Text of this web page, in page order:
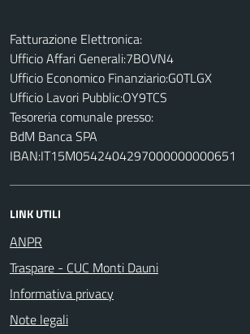
Fatturazione Elettronica:
Ufficio Affari Generali:7BOVN4
Ufficio Economico Finanziario:G0TLGX
Ufficio Lavori Pubblic:OY9TCS
Tesoreria comunale presso:
BdM Banca SPA
IBAN:IT15M0542404297000000000651
LINK UTILI
ANPR
Traspare - CUC Monti Dauni
Informativa privacy
Note legali